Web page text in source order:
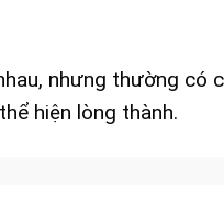
nhưng thường có
hiện lòng thành.